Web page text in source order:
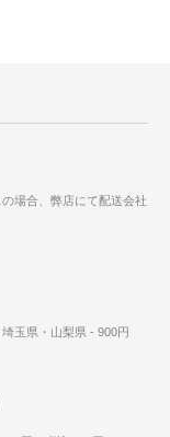
場合、弊店にて配送会社
玉県・山梨県 - 900円